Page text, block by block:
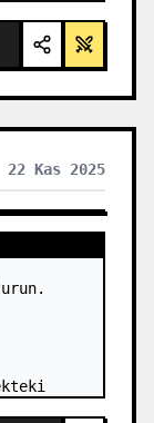
22 Kas 2025